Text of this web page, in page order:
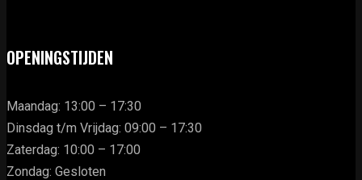
OPENINGSTIJDEN
Maandag: 13:00 – 17:30
Dinsdag t/m Vrijdag: 09:00 – 17:30
Zaterdag: 10:00 – 17:00
Zondag: Gesloten